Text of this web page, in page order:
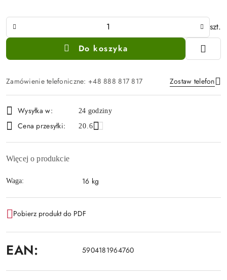
szt.
Do koszyka
Zamówienie telefoniczne: +48 888 817 817 Zostaw telefon
Wyślij
i
dostawa
Wysyłka w: 24 godziny
Cena przesyłki: 20.6
Więcej o produkcie
Waga: 16 kg
Pobierz produkt do PDF
EAN: 5904181964760